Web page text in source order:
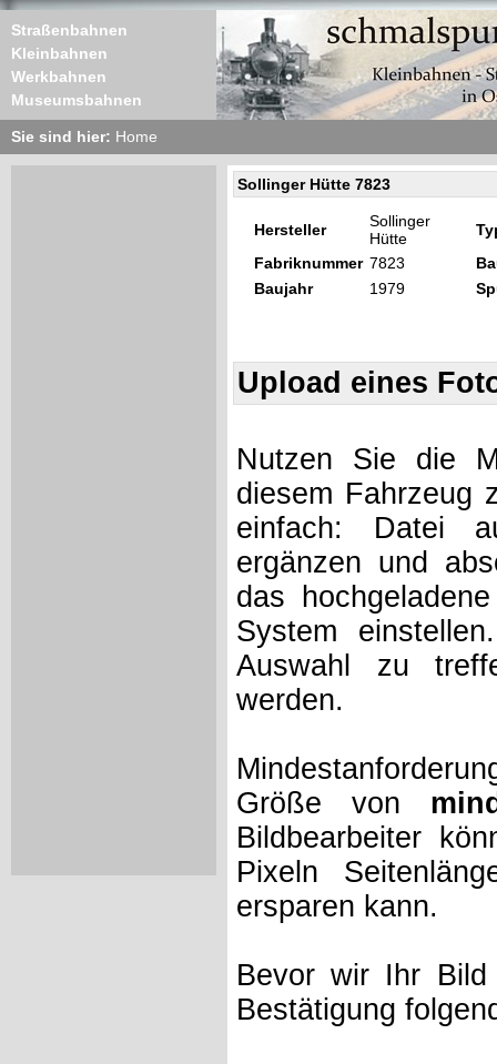
Straßenbahnen
Kleinbahnen
Werkbahnen
Museumsbahnen
Sie sind hier: Home
Sollinger Hütte 7823
Hersteller
Sollinger
Hütte
Fabriknummer 7823
Baujahr
1979
Upload eines
Nutzen Sie die
diesem Fahrzeug
einfach: Datei
ergänzen und
das
System
Auswahl zu
werden.
Größe von
Bildbearbeiter
Pixeln
ersparen kann.
Bevor wir Ihr
Bestätigung